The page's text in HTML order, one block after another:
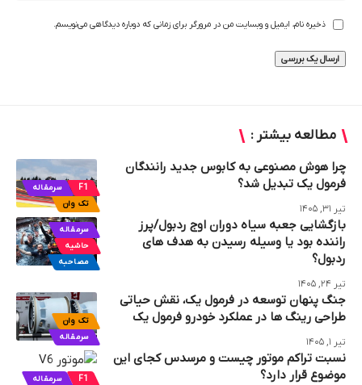
ذخیره نام، ایمیل و وبسایت من در مرورگر برای زمانی که دوباره دیدگاهی می‌نویسم.
مطالعه بیشتر :
F1
سرمقاله
تک وان
چرا هوش مصنوعی به کابوس جدید رانندگان
فرمول یک تبدیل شد؟
تیر ۳۱, ۱۴۰۵
سرمقاله
حاشیه
مصاحبه
بازگشایی جعبه سیاه دوران اوج ردبول/پرز
راننده بود یا وسیله رسیدن به هدف های
ردبول؟
تیر ۲۴, ۱۴۰۵
تک وان
سرمقاله
جنگ پنهان توسعه در فرمول یک، نقش حیاتی
طراحی رینگ‌ ها در عملکرد خودرو فرمول یک
تیر ۱, ۱۴۰۵
F1
سرمقاله
نسبت تراکم موتور چیست و مرسدس کجای این
موضوع قرار دارد؟